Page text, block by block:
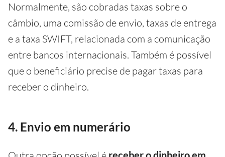
Normalmente, são cobradas taxas sobre o
câmbio, uma comissão de envio, taxas de entrega
e a taxa SWIFT, relacionada com a comunicação
entre bancos internacionais. Também é possível
que o beneficiário precise de pagar taxas para
receber o dinheiro.
4. Envio em numerário